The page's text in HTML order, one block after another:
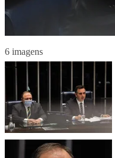
6 imagens